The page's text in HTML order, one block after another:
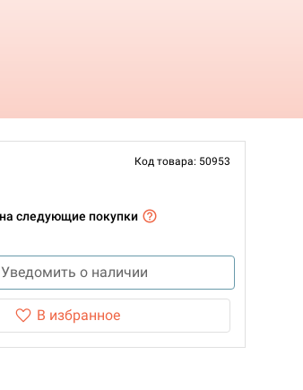
Код товара: 50953
следующие покупки
Уведомить о наличии
В избранное